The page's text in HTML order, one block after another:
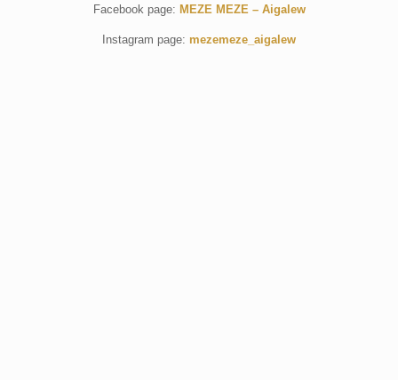
Facebook page: MEZE MEZE – Aigalew
Instagram page: mezemeze_aigalew